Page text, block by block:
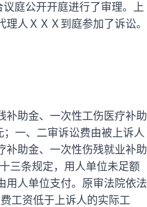
庭公开开庭进行了审理。上
人ＸＸＸ到庭参加了诉讼。
补助金、一次性工伤医疗补助
一、二审诉讼费由被上诉人
补助金、一次性伤残就业补助
三条规定，用人单位未足额
用人单位支付。原审法院依法
工资低于上诉人的实际工